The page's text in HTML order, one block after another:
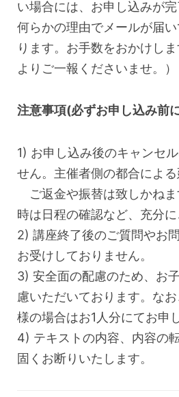
い場合には、お申し込みが完
何らかの理由でメールが届
ります。お手数をおかけし
よりご一報くださいませ。）
注意事項(必ずお申し込み前
1) お申し込み後のキャンセ
せん。主催者側の都合による
ご返金や振替は致しかね
時は日程の確認など、充分に
2) 講座終了後のご質問やお
お受けしておりません。
3) 安全面の配慮のため、お
慮いただいております。な
様の場合はお1人分にてお申
4) テキストの内容、内容の
固くお断りいたします。